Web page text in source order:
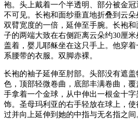
袍。头上戴着一个半透明、部分被金
不可见。长袍和面纱垂直地折叠到云
双臂宽度的一倍，延伸至手腕。长袍
子的两端大致在右侧距离云朵约30厘
盖着，婴儿耶稣坐在这只手上。他穿
系腰带的衣服。双脚赤裸。
长袍的袖子延伸至肘部。头部没有遮
色，顶部轻微卷曲，底部丰满卷曲，
手拿着一个金球，从中伸出一根金十
饰。圣母玛利亚的右手轻放在球上，
过并向上延伸到她的中指与无名指之